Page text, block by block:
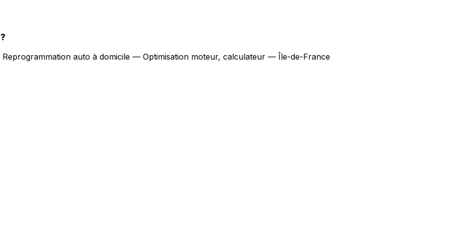
?
Reprogrammation auto à domicile — Optimisation moteur, calculateur — Île-de-France